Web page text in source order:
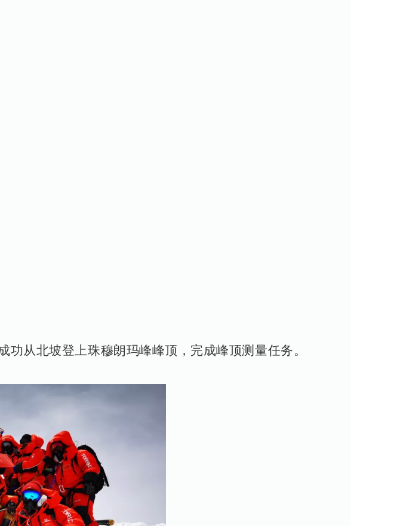
从北坡登上珠穆朗玛峰峰顶，完成峰顶测量任务。